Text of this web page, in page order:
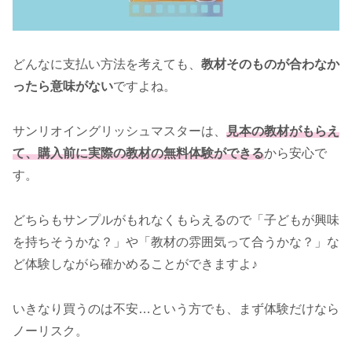
どんなに支払い方法を考えても、 教材そのものが合わなか
ったら意味がないですよね。
サンリオイングリッシュマスターは、 見本の教材がもらえ
て、購入前に実際の教材の無料体験ができるから安心で
す。
どちらもサンプルがもれなくもらえるので「子どもが興味
を持ちそうかな？」や「教材の雰囲気って合うかな？」な
ど体験しながら確かめることができますよ♪
いきなり買うのは不安…という方でも、まず体験だけなら
ノーリスク。